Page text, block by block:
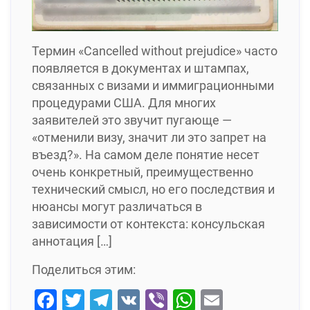
Термин «Cancelled without prejudice» часто
появляется в документах и штампах,
связанных с визами и иммиграционными
процедурами США. Для многих
заявителей это звучит пугающе —
«отменили визу, значит ли это запрет на
въезд?». На самом деле понятие несет
очень конкретный, преимущественно
технический смысл, но его последствия и
нюансы могут различаться в
зависимости от контекста: консульская
аннотация […]
Поделиться этим:
Facebook
Twitter
Telegram
VK ViberWhatsApp